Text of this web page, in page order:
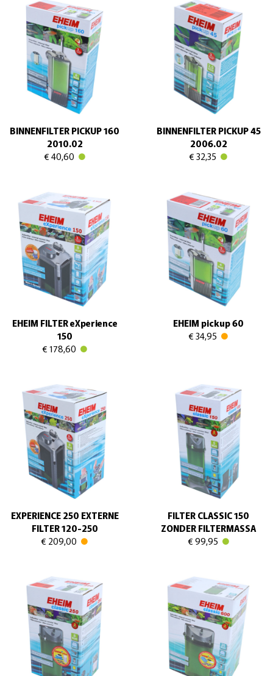
BINNENFILTER PICKUP 160
2010.02
€ 40,60
BINNENFILTER PICKUP 45
2006.02
€ 32,35
EHEIM FILTER eXperience
150
€ 178,60
EHEIM pickup 60
€ 34,95
EXPERIENCE 250 EXTERNE
FILTER 120-250
€ 209,00
FILTER CLASSIC 150
ZONDER FILTERMASSA
€ 99,95